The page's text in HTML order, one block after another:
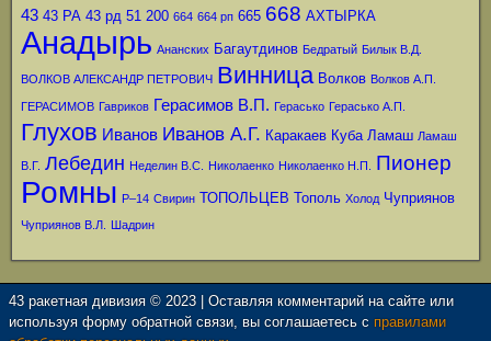
43 43 РА 43 рд 51 200 664 664 рп 665 668 АХТЫРКА
Анадырь Ананских Багаутдинов Бедратый Билык В.Д.
ВОЛКОВ АЛЕКСАНДР ПЕТРОВИЧ Винница Волков Волков А.П.
ГЕРАСИМОВ Гавриков Герасимов В.П. Герасько Герасько А.П.
Глухов Иванов Иванов А.Г. Каракаев Куба Ламаш Ламаш
В.Г. Лебедин Неделин В.С. Николаенко Николаенко Н.П. Пионер
Ромны Р–14 Свирин ТОПОЛЬЦЕВ Тополь Холод Чуприянов
Чуприянов В.Л. Шадрин
43 ракетная дивизия © 2023 | Оставляя комментарий на сайте или
используя форму обратной связи, вы соглашаетесь с правилами